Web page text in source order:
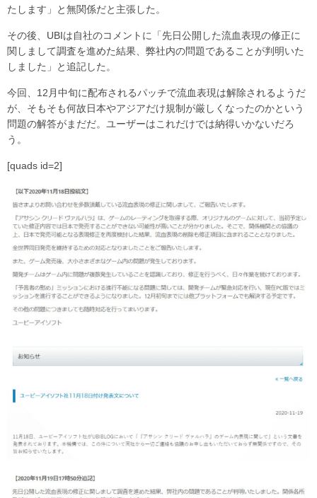
たします」と無関係だと主張した。
その後、UBIは自社のコメントに「先日公開した流血表現の修正に
関しまして調査を進めた結果、弊社内の問題であることが判明いた
しました」と追記した。
今回、12月中旬に配布されるパッチで流血表現は解除されるようだ
が、そもそも何故日本やアジアだけ規制が厳しくなったのかという
問題の解答がまだだ。ユーザーはこれだけでは納得いかないだろ
う。
[quads id=2]